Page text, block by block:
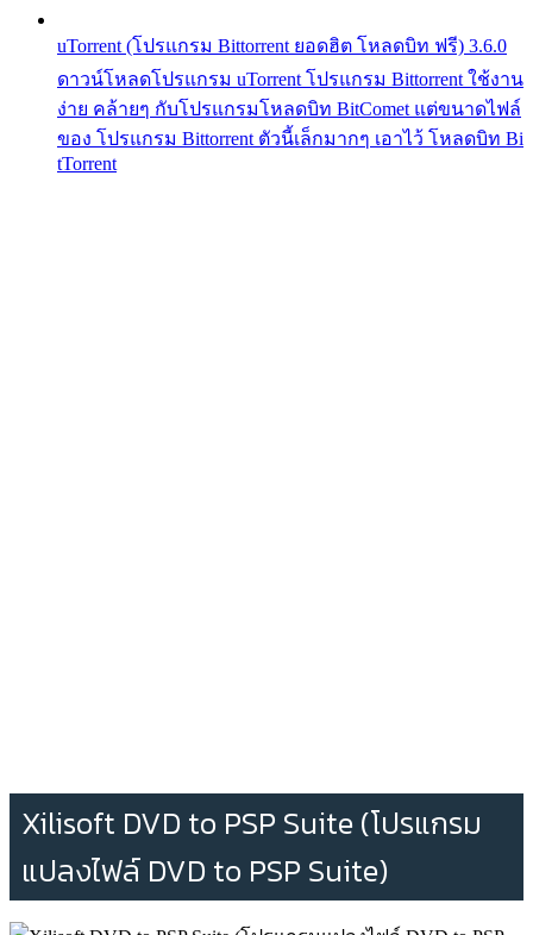
uTorrent (โปรแกรม Bittorrent ยอดฮิต โหลดบิท ฟรี) 3.6.0
ดาวน์โหลดโปรแกรม uTorrent โปรแกรม Bittorrent ใช้งาน
ง่าย คล้ายๆ กับโปรแกรมโหลดบิท BitComet แต่ขนาดไฟล์
ของ โปรแกรม Bittorrent ตัวนี้เล็กมากๆ เอาไว้ โหลดบิท Bi
tTorrent
Xilisoft DVD to PSP Suite (โปรแกรม
แปลงไฟล์ DVD to PSP Suite)